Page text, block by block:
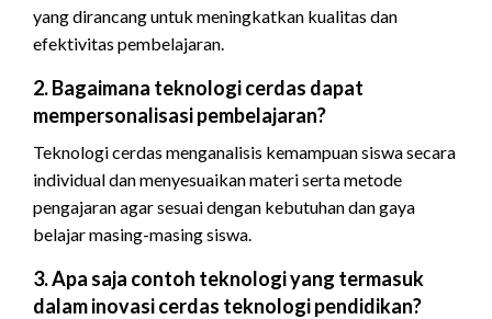
yang dirancang untuk meningkatkan kualitas dan
efektivitas pembelajaran.
2. Bagaimana teknologi cerdas dapat
mempersonalisasi pembelajaran?
Teknologi cerdas menganalisis kemampuan siswa secara
individual dan menyesuaikan materi serta metode
pengajaran agar sesuai dengan kebutuhan dan gaya
belajar masing-masing siswa.
3. Apa saja contoh teknologi yang termasuk
dalam inovasi cerdas teknologi pendidikan?